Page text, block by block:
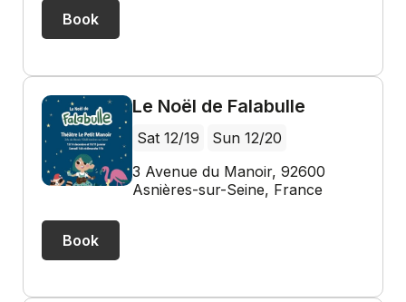
Book
Le Noël de Falabulle
Sat 12/19
Sun 12/20
3 Avenue du Manoir, 92600
Asnières-sur-Seine, France
Book